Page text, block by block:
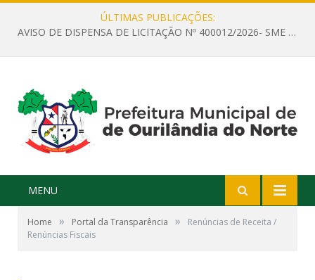
ÚLTIMAS PUBLICAÇÕES:
AVISO DE DISPENSA DE LICITAÇÃO Nº 400012/2026- SME – CONTRATAÇÃO DE EMPRESA ESPECIALIZADA PARA LOCAÇÃO DE ÔNIBUS EXECUTIVO COM CAPACIDADE DE 60 (SESSENTA) POLTRONAS, PARA TRANSPORTAR PROFESSORES RESPONSÁVEIS E ALUNOS PARA BRASÍLIA, COM SAÍDA DIA 10/08/2026 E RETORNO DIA 14/08/2026
MENU
Home » Portal da Transparência »
Renúncias de Receita /
Renúncias Fiscais